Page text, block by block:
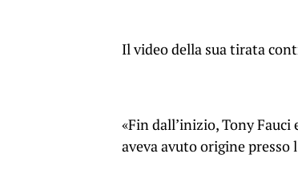
Il video della sua tirata
«Fin dall’inizio, Tony
aveva avuto origine